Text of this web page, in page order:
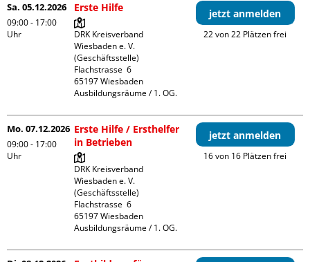
Sa. 05.12.2026
09:00 - 17:00
Uhr
Erste Hilfe
DRK Kreisverband
Wiesbaden e. V.
(Geschäftsstelle)
Flachstrasse  6
65197 Wiesbaden
Ausbildungsräume / 1. OG.
jetzt anmelden
22 von 22 Plätzen frei
Mo. 07.12.2026
09:00 - 17:00
Uhr
Erste Hilfe / Ersthelfer
in Betrieben
DRK Kreisverband
Wiesbaden e. V.
(Geschäftsstelle)
Flachstrasse  6
65197 Wiesbaden
Ausbildungsräume / 1. OG.
jetzt anmelden
16 von 16 Plätzen frei